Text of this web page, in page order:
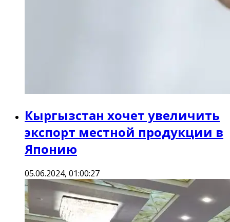
Кыргызстан хочет увеличить
экспорт местной продукции в
Японию
05.06.2024, 01:00:27